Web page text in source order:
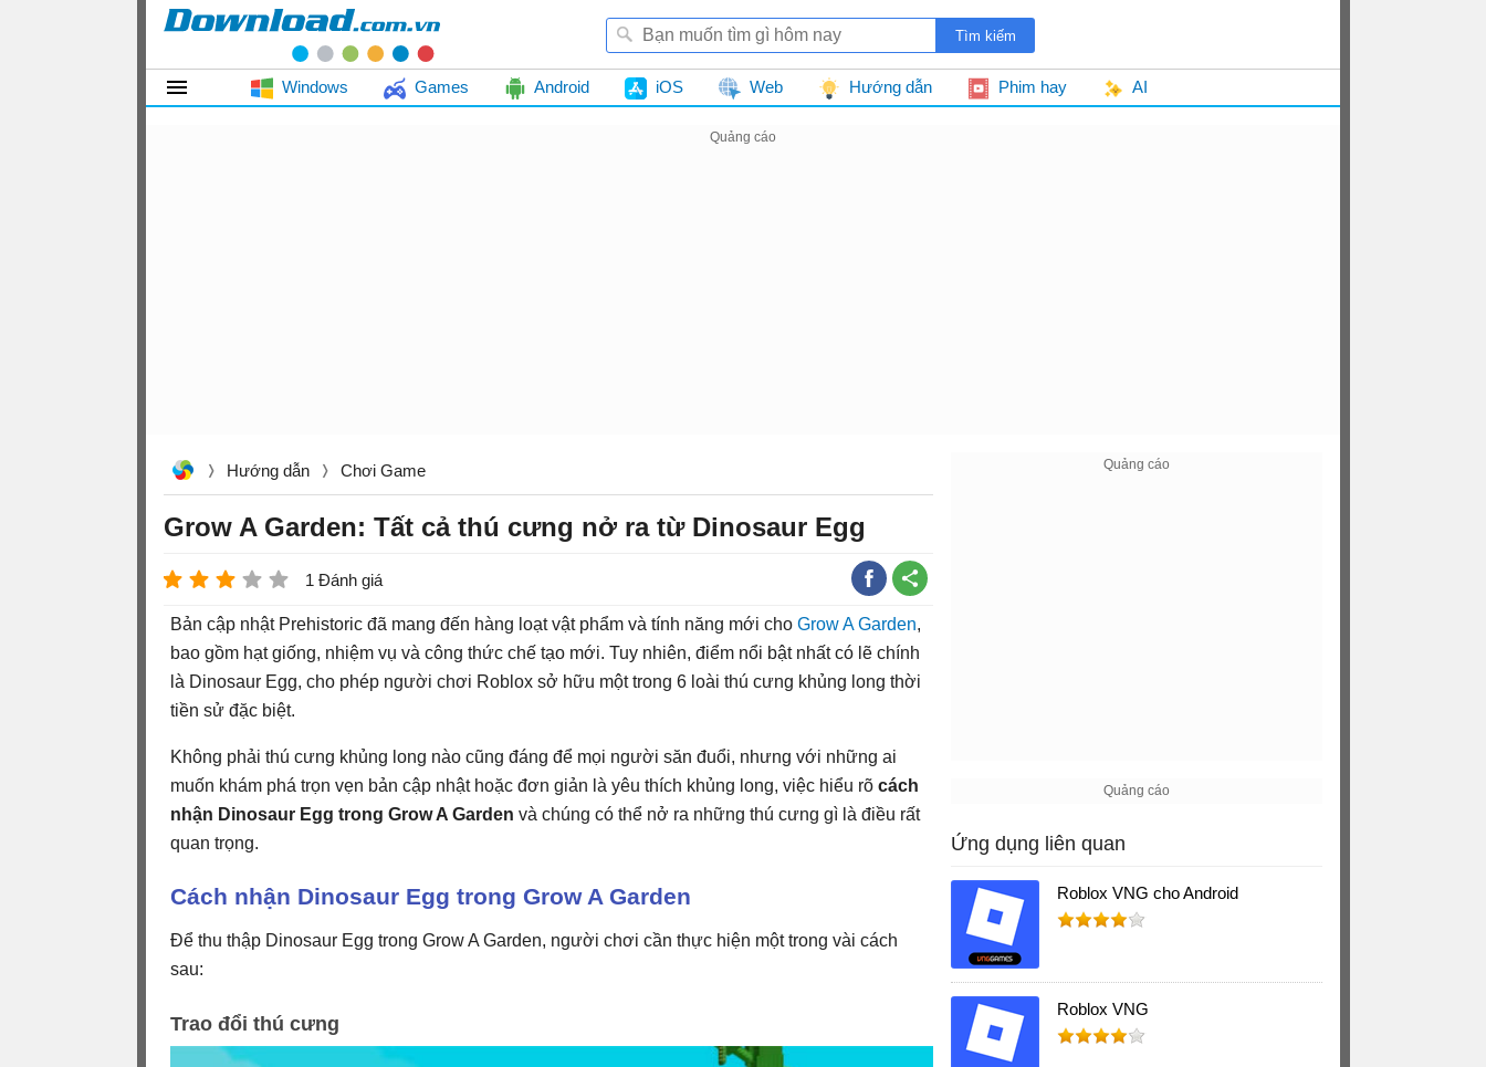
Windows Games Android iOS Web Hướng dẫn Phim hay AI
Hướng dẫn Chơi Game
Grow A Garden: Tất cả thú cưng nở ra từ Dinosaur Egg
1 Đánh giá
Bản cập nhật Prehistoric đã mang đến hàng loạt vật phẩm và tính năng mới cho Grow A Garden,
bao gồm hạt giống, nhiệm vụ và công thức chế tạo mới. Tuy nhiên, điểm nổi bật nhất có lẽ chính
là Dinosaur Egg, cho phép người chơi Roblox sở hữu một trong 6 loài thú cưng khủng long thời
tiền sử đặc biệt.
Không phải thú cưng khủng long nào cũng đáng để mọi người săn đuổi, nhưng với những ai
muốn khám phá trọn vẹn bản cập nhật hoặc đơn giản là yêu thích khủng long, việc hiểu rõ cách
nhận Dinosaur Egg trong Grow A Garden và chúng có thể nở ra những thú cưng gì là điều rất
quan trọng.
Cách nhận Dinosaur Egg trong Grow A Garden
Để thu thập Dinosaur Egg trong Grow A Garden, người chơi cần thực hiện một trong vài cách
sau:
Trao đổi thú cưng
Ứng dụng liên quan
Roblox VNG cho Android
Roblox VNG